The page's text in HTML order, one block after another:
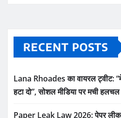
RECENT POSTS
Lana Rhoades का वायरल ट्वीट:
हटा दो”, सोशल मीडिया पर मची हलचल
Paper Leak Law 2026: पेपर लीक